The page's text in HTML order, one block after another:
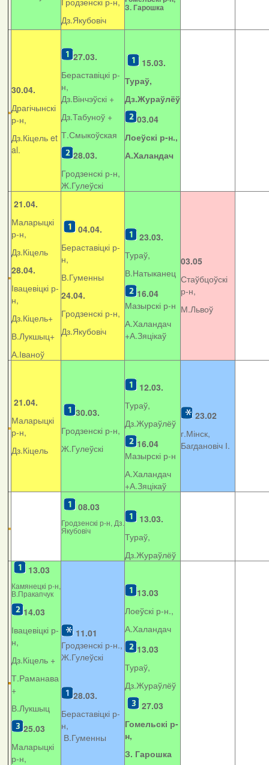
Дз.Якубовіч
З. Гарошка
30.04.
Драгічынскі
р-н,
Дз.Кіцель et
al.
27.03.
Бераставіцкі р-
н,
Дз.Вінчэўскі +
Дз.Табуноў +
Т.Смыкоўская
28.03.
Гродзенскі р-н,
Ж.Гулеўскі
15.03.
Тураў,
Дз.Жураўлёў
03.04
Лоеўскі р-н.,
А.Халандач
21.04.
Маларыцкі
р-н,
Дз.Кіцель
28.04.
Івацевіцкі р-
н,
Дз.Кіцель+
В.Лукшыц+
А.Іваноў
04.04.
Бераставіцкі р-
н,
В.Гуменны
24.04.
Гродзенскі р-н,
Дз.Якубовіч
23.03.
Тураў,
В.Натыканец
16.04
Мазырскі р-н
А.Халандач
+А.Зяцікаў
03.05
Стаўбцоўскі
р-н,
М.Львоў
21.04.
Маларыцкі
р-н,
Дз.Кіцель
30.03.
Гродзенскі р-н,
Ж.Гулеўскі
12.03.
Тураў,
Дз.Жураўлёў
16.04
Мазырскі р-н
А.Халандач
+А.Зяцікаў
23.02
г.Мінск,
Багдановіч І.
08.03
Гродзенскі р-н, Дз.
Якубовіч
13.03.
Тураў,
Дз.Жураўлёў
13.03
Камянецкі р-н,
В.Пракапчук
14.03
Івацевіцкі р-
н,
Дз.Кіцель +
Т.Раманава
+
В.Лукшыц
25.03
Маларыцкі
р-н,
11.01
Гродзенскі р-н.,
Ж.Гулеўскі
28.03.
Бераставіцкі р-
н,
В.Гуменны
13.03
Лоеўскі р-н.,
А.Халандач
13.03
Тураў,
Дз.Жураўлёў
27.03
Гомельскі р-
н,
З. Гарошка